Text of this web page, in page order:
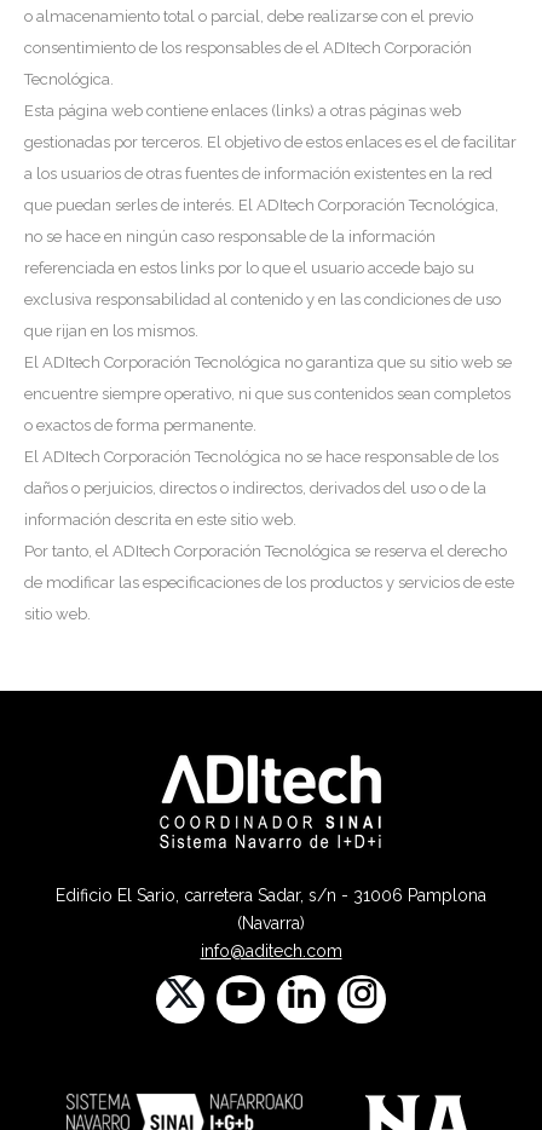
o almacenamiento total o parcial, debe realizarse con el previo
consentimiento de los responsables de el ADItech Corporación
Tecnológica.
Esta página web contiene enlaces (links) a otras páginas web
gestionadas por terceros. El objetivo de estos enlaces es el de facilitar
a los usuarios de otras fuentes de información existentes en la red
que puedan serles de interés. El ADItech Corporación Tecnológica,
no se hace en ningún caso responsable de la información
referenciada en estos links por lo que el usuario accede bajo su
exclusiva responsabilidad al contenido y en las condiciones de uso
que rijan en los mismos.
El ADItech Corporación Tecnológica no garantiza que su sitio web se
encuentre siempre operativo, ni que sus contenidos sean completos
o exactos de forma permanente.
El ADItech Corporación Tecnológica no se hace responsable de los
daños o perjuicios, directos o indirectos, derivados del uso o de la
información descrita en este sitio web.
Por tanto, el ADItech Corporación Tecnológica se reserva el derecho
de modificar las especificaciones de los productos y servicios de este
sitio web.
Edificio El Sario, carretera Sadar, s/n - 31006 Pamplona
(Navarra)
info@aditech.com